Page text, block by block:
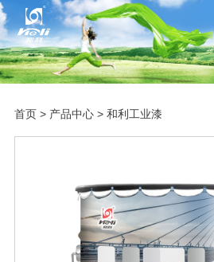
首页> 产品中心> 和利工业漆